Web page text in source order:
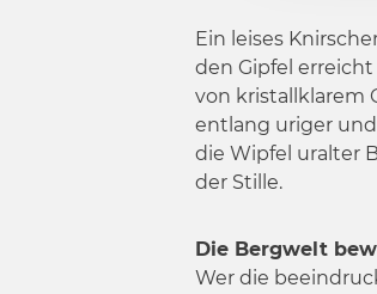
u
s
a
h
Ein leises
den Gipfel
von kristallklarem
entlang uriger
die Wipfel uralter
der Stille.
Die Bergwelt
Wer die